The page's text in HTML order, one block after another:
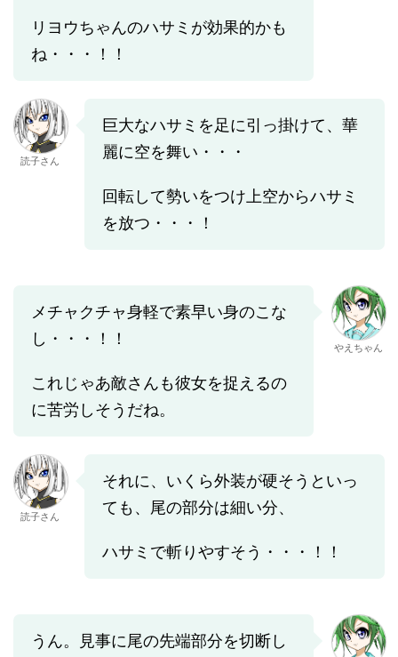
リヨウちゃんのハサミが効果的かも
ね・・・！！
読子さん
巨大なハサミを足に引っ掛けて、華
麗に空を舞い・・・
回転して勢いをつけ上空からハサミ
を放つ・・・！
メチャクチャ身軽で素早い身のこな
し・・・！！
これじゃあ敵さんも彼女を捉えるの
に苦労しそうだね。
やえちゃん
読子さん
それに、いくら外装が硬そうといっ
ても、尾の部分は細い分、
ハサミで斬りやすそう・・・！！
うん。見事に尾の先端部分を切断し